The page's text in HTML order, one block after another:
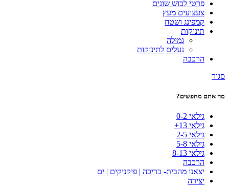
פרטי לבוש שונים
צעצועים מעץ
קמפינג ושטח
תינוקות
גמילה
נעלים לתינוקות
הרכבה
סגור
מה אתם מחפשים?
גילאי 0-2
גילאי 13+
גילאי 2-5
גילאי 5-8
גילאי 8-13
הרכבה
יצאנו מהבית- בריכה | פיקניקים | ים
יצירה